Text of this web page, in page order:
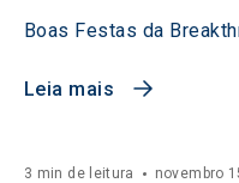
Boas Festas da
Leia mais
3 min de leitura novembro